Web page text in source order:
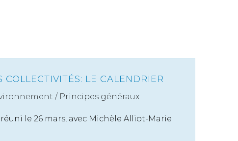
COLLECTIVITÉS: LE CALENDRIER
/ Principes généraux
le 26 mars, avec Michèle Alliot-Marie